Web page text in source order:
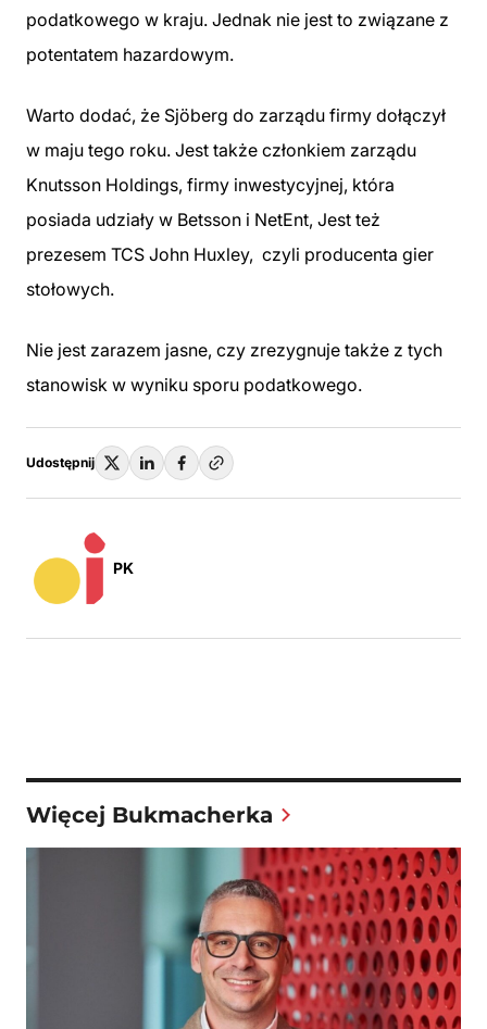
podatkowego w kraju. Jednak nie jest to związane z
potentatem hazardowym.
Warto dodać, że Sjöberg do zarządu firmy dołączył
w maju tego roku. Jest także członkiem zarządu
Knutsson Holdings, firmy inwestycyjnej, która
posiada udziały w Betsson i NetEnt, Jest też
prezesem TCS John Huxley, czyli producenta gier
stołowych.
Nie jest zarazem jasne, czy zrezygnuje także z tych
stanowisk w wyniku sporu podatkowego.
Udostępnij
PK
Więcej Bukmacherka